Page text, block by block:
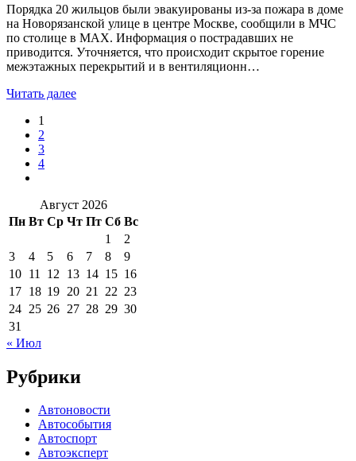
Порядка 20 жильцов были эвакуированы из-за пожара в доме
на Новорязанской улице в центре Москве, сообщили в МЧС
по столице в MAX. Информация о пострадавших не
приводится. Уточняется, что происходит скрытое горение
межэтажных перекрытий и в вентиляционн…
Читать далее
1
2
3
4
Август 2026
Пн Вт Ср Чт Пт Сб Вс
1
2
3
4 5 6 7 8
9
10 11 12 13 14 15 16
17 18 19 20 21 22 23
24 25 26 27 28 29 30
31
« Июл
Рубрики
Автоновости
Автособытия
Автоспорт
Автоэксперт